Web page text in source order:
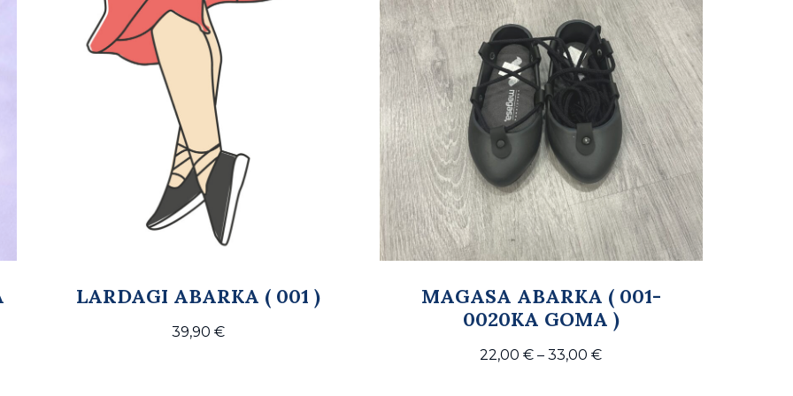
LARDAGI ABARKA ( 001 )
39,90 €
MAGASA ABARKA ( 001-
0020KA GOMA )
22,00€ – 33,00€Price